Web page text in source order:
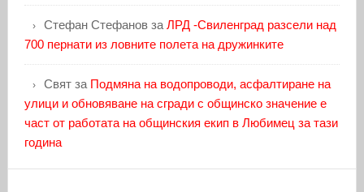
Стефан Стефановза ЛРД -Свиленград разсели над
700 пернати из ловните полета на дружинките
Святза Подмяна на водопроводи, асфалтиране на
улици и обновяване на сгради с общинско значение е
част от работата на общинския екип в Любимец за тази
година